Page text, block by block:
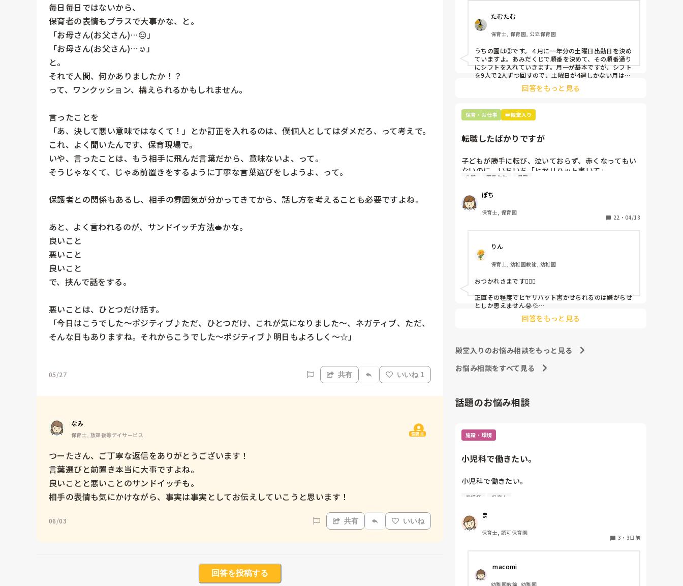
毎日毎日ではないから、
保育者の表情もプラスで大事かな、と。
「お母さん(お父さん)…😔」
「お母さん(お父さん)…☺️」
と。
それで人間、何かありましたか！？
って、ワンクッション、構えられるかもしれません。
言ったことを
「あ、決して悪い意味ではなくて！」とか訂正を入れるのは、僕個人としてはダメだろ、って考えで。
これ、よく聞いたんです、保育現場で。
いや、言ったことは、もう相手に飛んだ言葉だから、意味ないよ、って。
そうじゃなくて、じゃあ前置きをするように丁寧な言葉選びをしようよ、って。
保護者との関係もあるし、相手の雰囲気が分かってきてから、話し方を考えることも必要ですよね。
あと、よく言われるのが、サンドイッチ方法🥪かな。
良いこと
悪いこと
良いこと
で、挟んで話をする。
悪いことは、ひとつだけ話す。
「今日はこうでした〜ポジティブ♪ただ、ひとつだけ、これが気になりました〜、ネガティブ、ただ、
そんな日もありますね。それからこうでした〜ポジティブ♪明日もよろしく〜☆」
05/27 共有 いいね 1
なみ
保育士, 放課後等デイサービス 質問主
つーたさん、ご丁寧な返信をありがとうございます！
言葉選びと前置き本当に大事ですよね。
良いことと悪いことのサンドイッチも。
相手の表情も気にかけながら、事実は事実としてお伝えしていこうと思います！
06/03 共有 いいね
回答を投稿する
①土曜日の希望休は2日まで、と制限をかける
②毎月、必ず土曜保育に入ることのできる日を1日だ
けピックアップしてもらう
③仮シフトが出た時、土曜出勤が難しければ自身で代
わりの人を交渉して見つけてもらう
上記のいずれかの対策を取り入れることを考えていま
たむたむ
保育士, 保育園, 公立保育園
うちの園は③です。４月に一年分の土曜日出勤日を決め
ていますよ。あみだくじで順番を決めて、その順番通り
にシフトを入れていきます。月一が基本ですが、シフト
を9人で2人ずつ回すので、土曜日が4週しかない月は無
しの時もありますよ。その土曜日が出られない人は、同
じシフト時間の人と自分で交代して貰い、主任に報告し
回答をもっと見る
保育・お仕事 👑殿堂入り
転職したばかりですが
子どもが勝手に転び、泣いておらず、赤くなってもい
ないのに、いちいち「ヒヤリハット書いて」
と書かされ
休憩時間に書くしかなく、辛いです
（そう言う本人は書かない）
しかも、上司に↑この内容でも
「どうしたらなくせるか」
呼ばれて一緒に対策を考えさせられること多数
これだけで30〜40分拘束されて辛いです
皆さんの園はどうですか?
休憩 園長先生 退職
ぽち
保育士, 保育園
22 ・ 04/18
りん
保育士, 幼稚園教諭, 幼稚園
おつかれさまです🙇🏻‍♀️
正直その程度でヒヤリハット書かせられるのは嫌がらせ
としか思えません😭💦
他の先生方も同様のことをされているのでしょうか？
回答をもっと見る
殿堂入りのお悩み相談をもっと見る
お悩み相談をすべて見る
話題のお悩み相談
施設・環境
小児科で働きたい。
小児科で働きたい。
今は保育園勤務ですが、
本当は小児科で保育士として
働きたいです。
ほぼなく、ホームページなどもチェック
していますが見つかりません😭
看護師 保育士
ま
保育士, 認可保育園
3 ・ 3日前
macomi
幼稚園教諭, 幼稚園